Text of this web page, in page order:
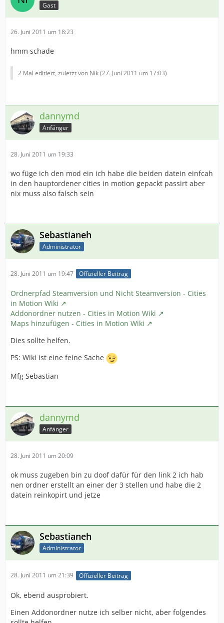
Gast
26. Juni 2011 um 18:23
hmm schade
2 Mal editiert, zuletzt von Nik (27. Juni 2011 um 17:03)
dannymd
Anfänger
28. Juni 2011 um 19:33
wo füge ich den mod ein ich habe die beiden datein einfcah
in den hauptordener cities in motion gepackt passirt aber
nix muss also falsch sein
Sebastianeh
Administrator
28. Juni 2011 um 19:47 Offizieller Beitrag
Ordnerpfad Steamversion und Nicht Steamversion - Cities
in Motion Wiki
Addonordner nutzen - Cities in Motion Wiki
Maps hinzufügen - Cities in Motion Wiki
Dies sollte helfen.
PS: Wiki ist eine feine Sache
Mfg Sebastian
dannymd
Anfänger
28. Juni 2011 um 20:09
ok muss zugeben bin zu doof dafür für den link 2 ich hab
nen ordner erstellt an einer der 3 stellen und habe die 2
datein reinkopirt und jetze
Sebastianeh
Administrator
28. Juni 2011 um 21:39 Offizieller Beitrag
Ok, ebend ausprobiert.
Einen Addonordner nutze ich selber nicht, aber folgendes